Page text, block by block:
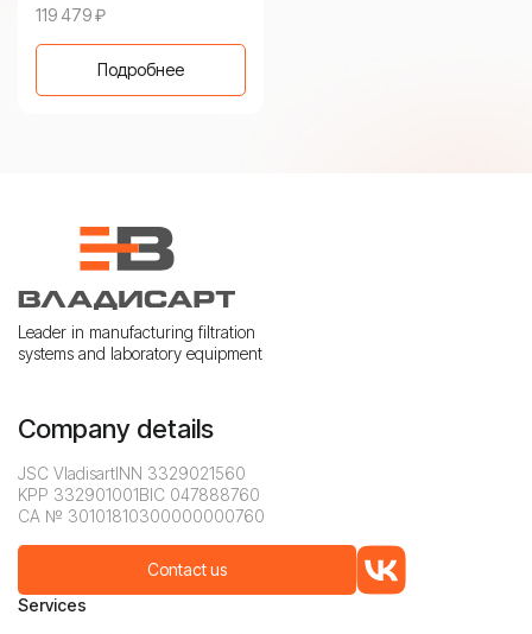
119 479₽
Подробнее
Leader in manufacturing filtration
systems and laboratory equipment
Company details
JSC VladisartINN 3329021560
KPP 332901001BIC 047888760
CA № 30101810300000000760
Contact us
Services